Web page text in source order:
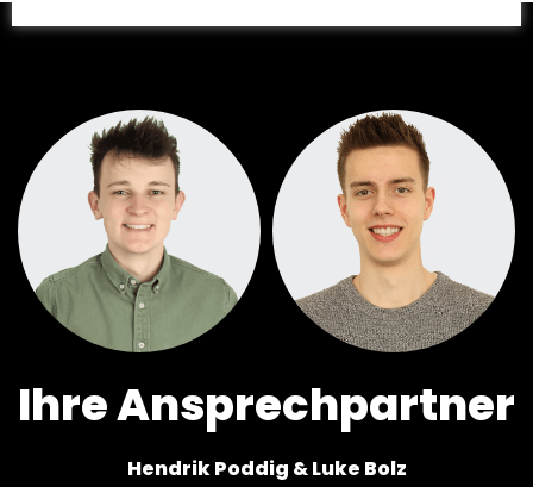
Ihre Ansprechpartner
Hendrik Poddig & Luke Bolz